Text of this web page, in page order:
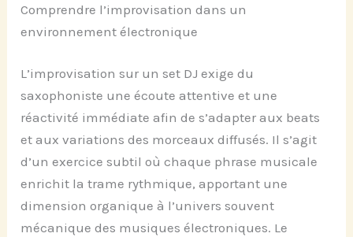
Comprendre l’improvisation dans un
environnement électronique
L’improvisation sur un set DJ exige du
saxophoniste une écoute attentive et une
réactivité immédiate afin de s’adapter aux beats
et aux variations des morceaux diffusés. Il s’agit
d’un exercice subtil où chaque phrase musicale
enrichit la trame rythmique, apportant une
dimension organique à l’univers souvent
mécanique des musiques électroniques. Le